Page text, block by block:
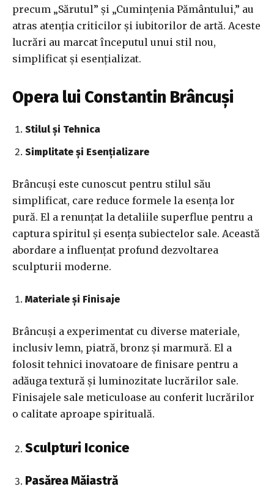
precum „Sărutul” și „Cumințenia Pământului,” au
atras atenția criticilor și iubitorilor de artă. Aceste
lucrări au marcat începutul unui stil nou,
simplificat și esențializat.
Opera lui Constantin Brâncuși
Stilul și Tehnica
Simplitate și Esențializare
Brâncuși este cunoscut pentru stilul său
simplificat, care reduce formele la esența lor
pură. El a renunțat la detaliile superflue pentru a
captura spiritul și esența subiectelor sale. Această
abordare a influențat profund dezvoltarea
sculpturii moderne.
Materiale și Finisaje
Brâncuși a experimentat cu diverse materiale,
inclusiv lemn, piatră, bronz și marmură. El a
folosit tehnici inovatoare de finisare pentru a
adăuga textură și luminozitate lucrărilor sale.
Finisajele sale meticuloase au conferit lucrărilor
o calitate aproape spirituală.
Sculpturi Iconice
Pasărea Măiastră